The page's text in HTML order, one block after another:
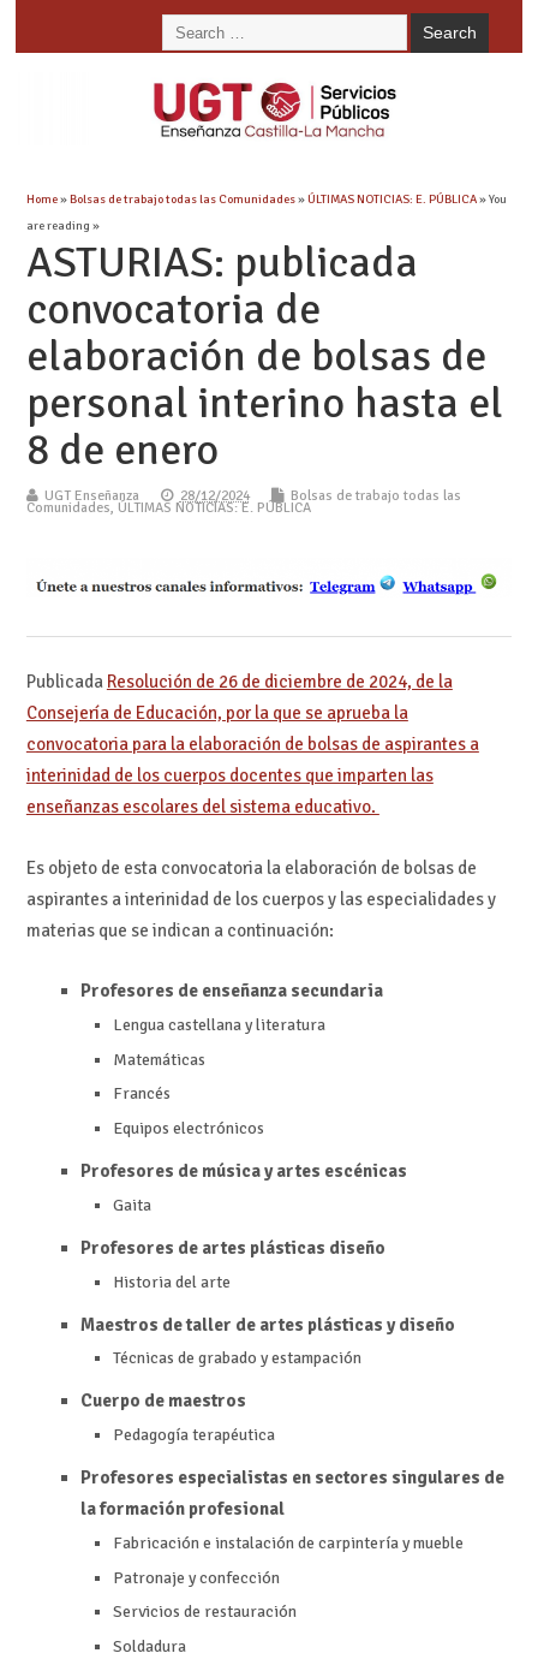
Home»Bolsas de trabajo todas las Comunidades»ÚLTIMAS NOTICIAS: E. PÚBLICA» You
are reading »
ASTURIAS: publicada
convocatoria de
elaboración de bolsas de
personal interino hasta el
8 de enero
UGT Enseñanza 28/12/2024 Bolsas de trabajo todas las
Comunidades, ÚLTIMAS NOTICIAS: E. PÚBLICA
Publicada Resolución de 26 de diciembre de 2024, de la
Consejería de Educación, por la que se aprueba la
convocatoria para la elaboración de bolsas de aspirantes a
interinidad de los cuerpos docentes que imparten las
enseñanzas escolares del sistema educativo.
Es objeto de esta convocatoria la elaboración de bolsas de
aspirantes a interinidad de los cuerpos y las especialidades y
materias que se indican a continuación:
Profesores de enseñanza secundaria
Lengua castellana y literatura
Matemáticas
Francés
Equipos electrónicos
Profesores de música y artes escénicas
Gaita
Profesores de artes plásticas diseño
Historia del arte
Maestros de taller de artes plásticas y diseño
Técnicas de grabado y estampación
Cuerpo de maestros
Pedagogía terapéutica
Profesores especialistas en sectores singulares de
la formación profesional
Fabricación e instalación de carpintería y mueble
Patronaje y confección
Servicios de restauración
Soldadura